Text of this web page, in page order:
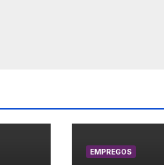
EMPREGOS